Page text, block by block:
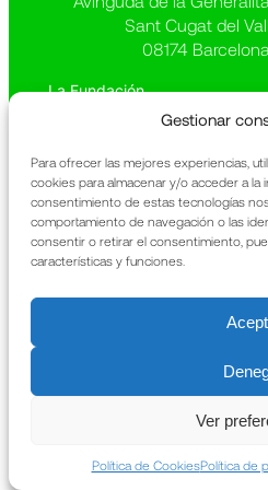
Gestionar
Para ofrecer las mejores experiencias,
cookies para almacenar y/o acceder a la
consentimiento de estas tecnologías
comportamiento de navegación o las
consentir o retirar el consentimiento,
características y funciones.
Ver
Política de CookiesPolítica de
Sant Cugat del
08174 Barcelona
La Fundación
Noticias
Contacto